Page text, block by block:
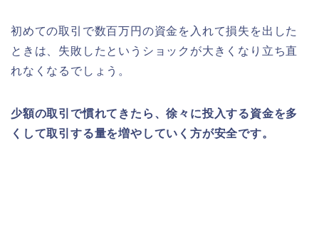
初めての取引で数百万円の資金を入れて損失を出した
ときは、失敗したというショックが大きくなり立ち直
れなくなるでしょう。
少額の取引で慣れてきたら、徐々に投入する資金を多
くして取引する量を増やしていく方が安全です。